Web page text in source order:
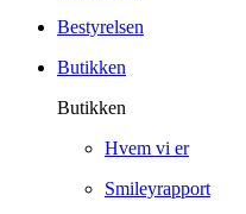
Bestyrelsen
Butikken
Butikken
Hvem vi er
Smileyrapport